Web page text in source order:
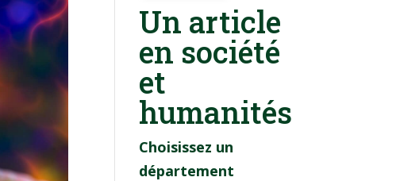
Un article
en société
et
humanités
Choisissez un
département